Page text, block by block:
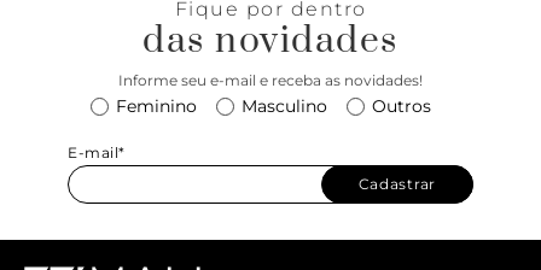
Fique por dentro
das novidades
Informe seu e-mail e receba as novidades!
Feminino Masculino Outros
E-mail*
Cadastrar